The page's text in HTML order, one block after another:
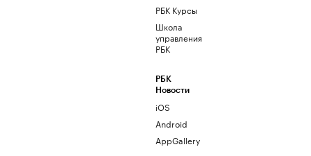
РБК Курсы
Школа
управления
РБК
РБК
Новости
iOS
Android
AppGallery